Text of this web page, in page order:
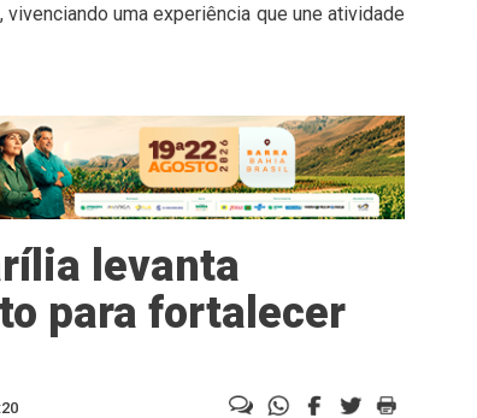
uma experiência que une atividade
levanta
para fortalecer